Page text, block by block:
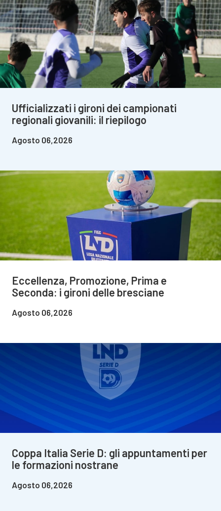
Ufficializzati i gironi dei campionati
regionali giovanili: il riepilogo
Agosto 06,2026
Eccellenza, Promozione, Prima e
Seconda: i gironi delle bresciane
Agosto 06,2026
Coppa Italia Serie D: gli appuntamenti per
le formazioni nostrane
Agosto 06,2026